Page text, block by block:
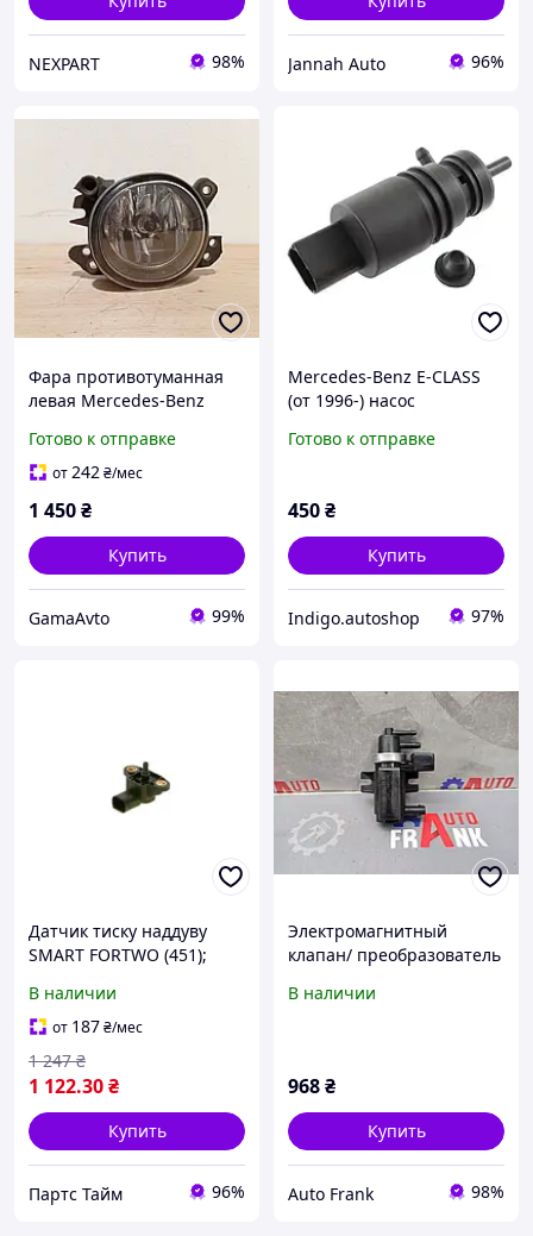
NEXPART 98% Jannah Auto 96%
Фара противотуманная
левая Mercedes-Benz
W169, W204, Smart Fortwo
451
Готово к отправке
от242₴/мес
1 450₴
Купить
GamaAvto 99%
Mercedes-Benz E-CLASS
(от 1996-) насос
лобового стекла,
Готово к отправке
450₴
Купить
Indigo.autoshop 97%
Датчик тиску наддуву
SMART FORTWO (451);
(W203, W204), E-CLASS
(W211, W212), 0261230191
В наличии
от 187₴/мес
1 122.30₴
1 247 ₴
Купить
Партс Тайм 96%
Электромагнитный
клапан/ преобразователь
7.00782.00 для Mercedes/
В наличии
968₴
Купить
Auto Frank 98%